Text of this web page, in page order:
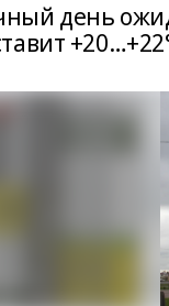
день